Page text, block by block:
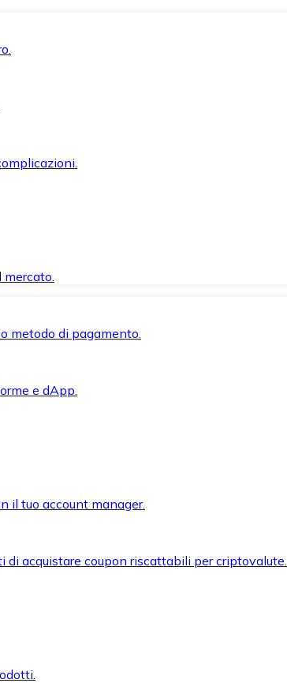
mercato.
metodo di pagamento.
e dApp.
il tuo account manager.
acquistare coupon riscattabili per criptovalute.